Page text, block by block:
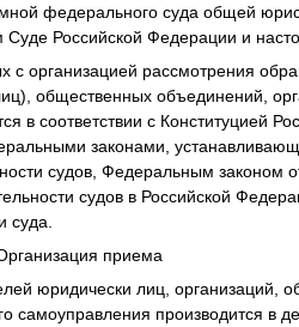
федерального суда общей
Российской Федерации и
с организацией рассмотрения
общественных объединений,
в соответствии с Конституцией
законами,
судов, Федеральным законом
судов в Российской
суда.
приема
юридически лиц, организаций,
самоуправления производится в